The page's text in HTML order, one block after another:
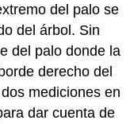
del palo se
del árbol. Sin
del palo donde la
derecho del
mediciones en
dar cuenta de